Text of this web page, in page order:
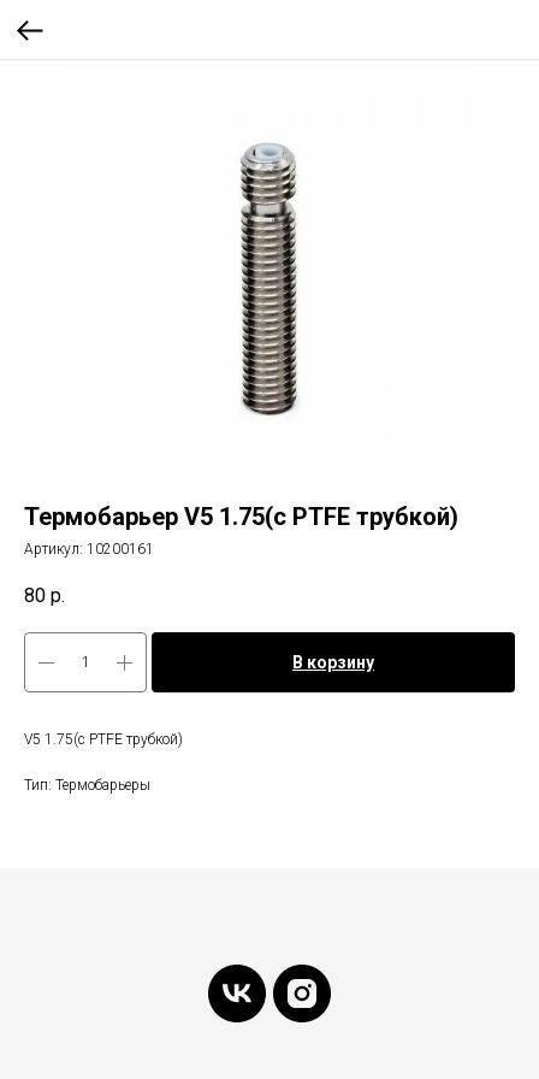
Термобарьер V5 1.75(c PTFE трубкой)
Артикул: 10200161
80 р.
В корзину
V5 1.75(c PTFE трубкой)
Тип: Термобарьеры